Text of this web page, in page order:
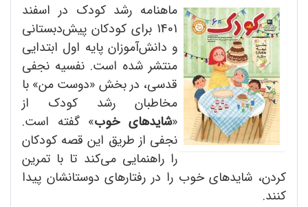
ماهنامه رشد کودک در اسفند
1401 برای کودکان پیش‌دبستانی
و دانش‌آموزان پایه اول ابتدایی
منتشر شده است. نفسیه نجفی
قدسی، در بخش «دوست من» با
مخاطبان رشد کودک از
«شایدهای خوب» گفته است.
نجفی از طریق این قصه کودکان
را راهنمایی می‌کند تا با تمرین
کردن، شایدهای خوب را در رفتارهای دوستانشان پیدا
کنند.